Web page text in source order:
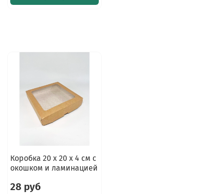
Коробка 20 х 20 х 4 см с
окошком и ламинацией
28 руб